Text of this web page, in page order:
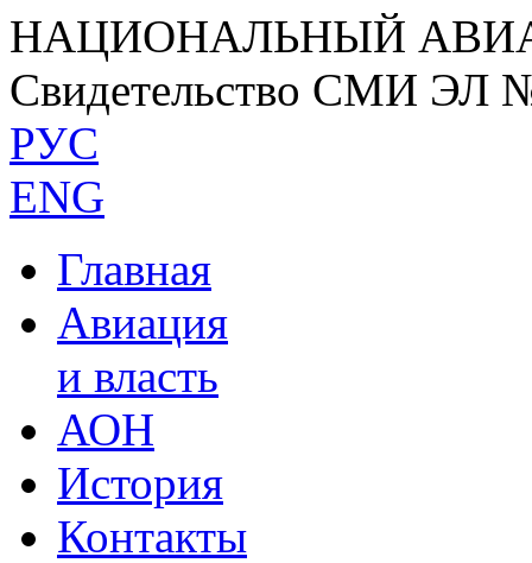
НАЦИОНАЛЬНЫЙ
Свидетельство СМИ ЭЛ
РУС
ENG
Главная
Авиация
и власть
АОН
История
Контакты